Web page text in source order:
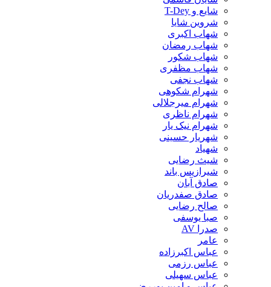
شایع و T-Dey
شروین شایا
شهاب اکبری
شهاب رمضان
شهاب شکور
شهاب مظفری
شهاب نجفی
شهرام شکوهی
شهرام میرجلالی
شهرام ناظری
شهرام نیک یار
شهریار حسینی
شیث رضایی
شیرازیس باند
صادق آبان
صادق صفدریان
صالح رضایی
صبا یوسفی
عباس اکبرزاده
عباس رزمی
عباس سهیلی